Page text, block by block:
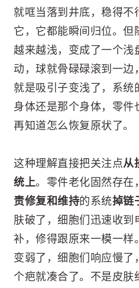
就哐当落到井底，稳得不
它，它都能瞬间归位。但
越来越浅，变成了一个浅
动，球就骨碌碌滚到一边
就是吸引子变浅了，系统
身体还是那个身体，零件
再知道怎么恢复原状了。
这种理解直接把关注点从
统上。零件老化固然存在
责修复和维持的系统掉链
肤破了，细胞们迅速收到
补，修得跟原来一模一样
变弱了，细胞们响应慢了
个疤就凑合了。不是皮肤